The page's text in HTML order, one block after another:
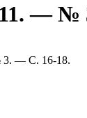
— №
3. — С. 16-18.